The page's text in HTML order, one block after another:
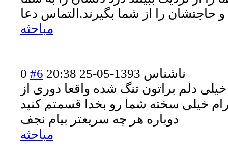
و حاجتشان را از شما بگیرند.التماس دعا
مباحثه
0 #6 ناشناس 1393-05-25 20:38
خیلی دلم براتون تنگ شده واقعا دوری از
خیلی سخته شما رو بخدا قسمتم کنید
دوباره هر چه سریعتر بیام نجف
مباحثه